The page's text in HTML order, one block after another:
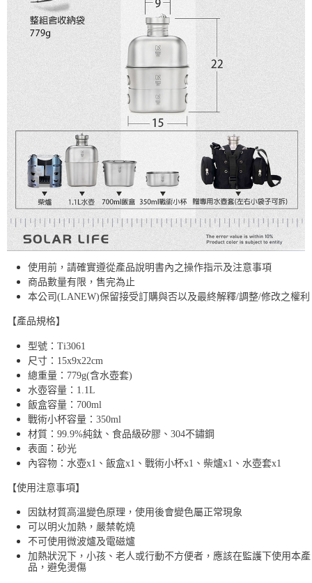
使用前，請確實遵從產品說明書內之操作指示及注意事項
商品數量有限，售完為止
本公司(LANEW)保留接受訂購與否以及最終解釋/調整/修改之權利
【產品規格】
型號：Ti3061
尺寸：15x9x22cm
總重量：779g(含水壺套)
水壺容量：1.1L
飯盒容量：700ml
戰術小杯容量：350ml
材質：99.9%純鈦、食品級矽膠、304不鏽鋼
表面：砂光
內容物：水壺x1、飯盒x1、戰術小杯x1、柴爐x1、水壺套x1
【使用注意事項】
因鈦材質高溫變色原理，使用後會變色屬正常現象
可以明火加熱，嚴禁乾燒
不可使用微波爐及電磁爐
加熱狀況下，小孩、老人或行動不方便者，應該在監護下使用本產
品，避免燙傷